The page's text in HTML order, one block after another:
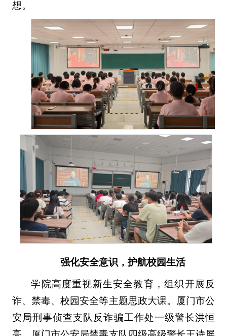
想。
强化安全意识，护航校园生活
学院高度重视新生安全教育，组织开展反
诈、禁毒、校园安全等主题思政大课。厦门市公
安局刑事侦查支队反诈骗工作处一级警长洪恒